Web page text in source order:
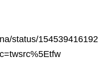
status/154539416192